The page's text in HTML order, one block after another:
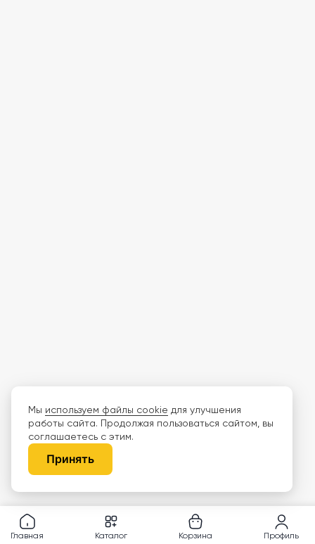
Главная Каталог Корзина Профиль
Мы используем файлы cookie для улучшения
работы сайта. Продолжая пользоваться сайтом, вы
соглашаетесь с этим.
Принять